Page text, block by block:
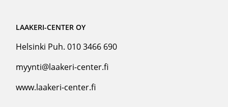
LAAKERI-CENTER OY
Helsinki Puh. 010 3466 690
myynti@laakeri-center.fi
www.laakeri-center.fi